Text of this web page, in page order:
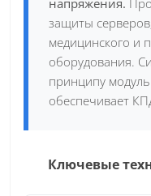
защиты
медицинского и
оборудования.
принципу
обеспечивает
Ключевые